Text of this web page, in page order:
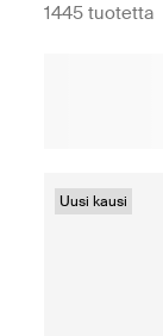
1445 tuotetta
Uusi kausi